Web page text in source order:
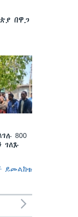
በዋጋ
800
ይመልከቱ